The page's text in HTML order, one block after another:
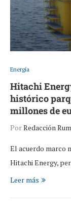
Energía
Hitachi
histórico
millones de
PorRedacción
El acuerdo marco
Hitachi Energy,
Leer más